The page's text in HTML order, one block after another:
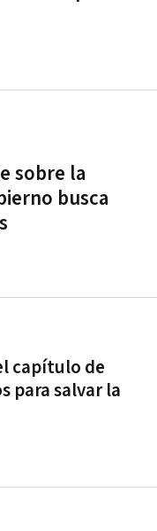
sobre la
busca
capítulo de
para salvar la